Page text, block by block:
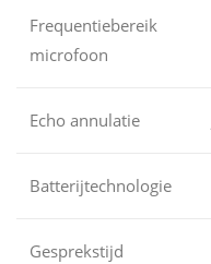
Frequentiebereik
microfoon
Echo annulatie
Batterijtechnologie
Gesprekstijd